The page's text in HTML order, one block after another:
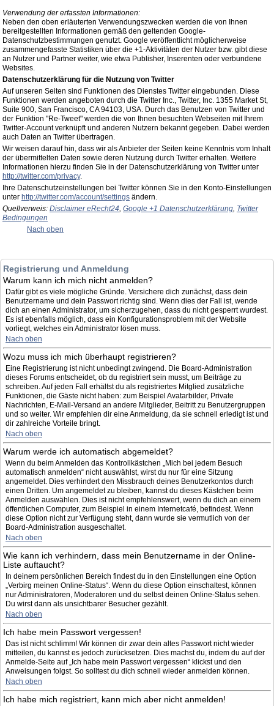
Verwendung der erfassten Informationen:
Neben den oben erläuterten Verwendungszwecken werden die von Ihnen
bereitgestellten Informationen gemäß den geltenden Google-
Datenschutzbestimmungen genutzt. Google veröffentlicht möglicherweise
zusammengefasste Statistiken über die +1-Aktivitäten der Nutzer bzw. gibt diese
an Nutzer und Partner weiter, wie etwa Publisher, Inserenten oder verbundene
Websites.
Datenschutzerklärung für die Nutzung von Twitter
Auf unseren Seiten sind Funktionen des Dienstes Twitter eingebunden. Diese
Funktionen werden angeboten durch die Twitter Inc., Twitter, Inc. 1355 Market St,
Suite 900, San Francisco, CA 94103, USA. Durch das Benutzen von Twitter und
der Funktion "Re-Tweet" werden die von Ihnen besuchten Webseiten mit Ihrem
Twitter-Account verknüpft und anderen Nutzern bekannt gegeben. Dabei werden
auch Daten an Twitter übertragen.
Wir weisen darauf hin, dass wir als Anbieter der Seiten keine Kenntnis vom Inhalt
der übermittelten Daten sowie deren Nutzung durch Twitter erhalten. Weitere
Informationen hierzu finden Sie in der Datenschutzerklärung von Twitter unter
http://twitter.com/privacy.
Ihre Datenschutzeinstellungen bei Twitter können Sie in den Konto-Einstellungen
unter http://twitter.com/account/settings ändern.
Quellverweis: Disclaimer eRecht24, Google +1 Datenschutzerklärung, Twitter
Bedingungen
Nach oben
Registrierung und Anmeldung
Warum kann ich mich nicht anmelden?
Dafür gibt es viele mögliche Gründe. Versichere dich zunächst, dass dein
Benutzername und dein Passwort richtig sind. Wenn dies der Fall ist, wende
dich an einen Administrator, um sicherzugehen, dass du nicht gesperrt wurdest.
Es ist ebenfalls möglich, dass ein Konfigurationsproblem mit der Website
vorliegt, welches ein Administrator lösen muss.
Nach oben
Wozu muss ich mich überhaupt registrieren?
Eine Registrierung ist nicht unbedingt zwingend. Die Board-Administration
dieses Forums entscheidet, ob du registriert sein musst, um Beiträge zu
schreiben. Auf jeden Fall erhältst du als registriertes Mitglied zusätzliche
Funktionen, die Gäste nicht haben: zum Beispiel Avatarbilder, Private
Nachrichten, E-Mail-Versand an andere Mitglieder, Beitritt zu Benutzergruppen
und so weiter. Wir empfehlen dir eine Anmeldung, da sie schnell erledigt ist und
dir zahlreiche Vorteile bringt.
Nach oben
Warum werde ich automatisch abgemeldet?
Wenn du beim Anmelden das Kontrollkästchen „Mich bei jedem Besuch
automatisch anmelden“ nicht auswählst, wirst du nur für eine Sitzung
angemeldet. Dies verhindert den Missbrauch deines Benutzerkontos durch
einen Dritten. Um angemeldet zu bleiben, kannst du dieses Kästchen beim
Anmelden auswählen. Dies ist nicht empfehlenswert, wenn du dich an einem
öffentlichen Computer, zum Beispiel in einem Internetcafé, befindest. Wenn
diese Option nicht zur Verfügung steht, dann wurde sie vermutlich von der
Board-Administration ausgeschaltet.
Nach oben
Wie kann ich verhindern, dass mein Benutzername in der Online-
Liste auftaucht?
In deinem persönlichen Bereich findest du in den Einstellungen eine Option
„Verbirg meinen Online-Status“. Wenn du diese Option einschaltest, können
nur Administratoren, Moderatoren und du selbst deinen Online-Status sehen.
Du wirst dann als unsichtbarer Besucher gezählt.
Nach oben
Ich habe mein Passwort vergessen!
Das ist nicht schlimm! Wir können dir zwar dein altes Passwort nicht wieder
mitteilen, du kannst es jedoch zurücksetzen. Dies machst du, indem du auf der
Anmelde-Seite auf „Ich habe mein Passwort vergessen“ klickst und den
Anweisungen folgst. So solltest du dich schnell wieder anmelden können.
Nach oben
Ich habe mich registriert, kann mich aber nicht anmelden!